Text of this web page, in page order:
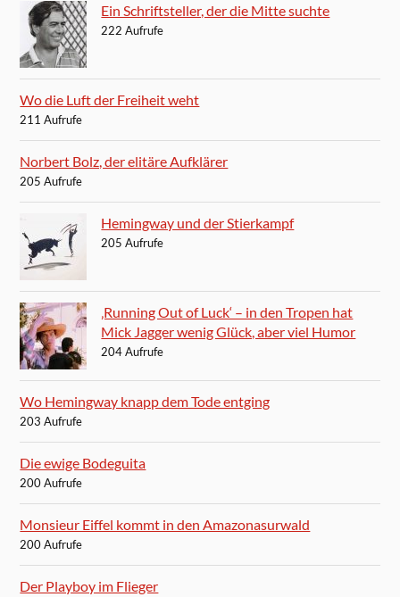
Ein Schriftsteller, der die Mitte suchte
222 Aufrufe
Wo die Luft der Freiheit weht
211 Aufrufe
Norbert Bolz, der elitäre Aufklärer
205 Aufrufe
Hemingway und der Stierkampf
205 Aufrufe
‚Running Out of Luck‘ – in den Tropen hat
Mick Jagger wenig Glück, aber viel Humor
204 Aufrufe
Wo Hemingway knapp dem Tode entging
203 Aufrufe
Die ewige Bodeguita
200 Aufrufe
Monsieur Eiffel kommt in den Amazonasurwald
200 Aufrufe
Der Playboy im Flieger